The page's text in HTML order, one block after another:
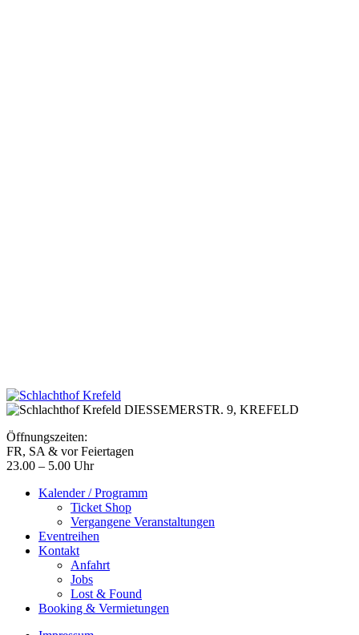
DIESSEMERSTR. 9, KREFELD
Öffnungszeiten:
FR, SA & vor Feiertagen
23.00 – 5.00 Uhr
Kalender / Programm
Ticket Shop
Vergangene Veranstaltungen
Eventreihen
Kontakt
Anfahrt
Jobs
Lost & Found
Booking & Vermietungen